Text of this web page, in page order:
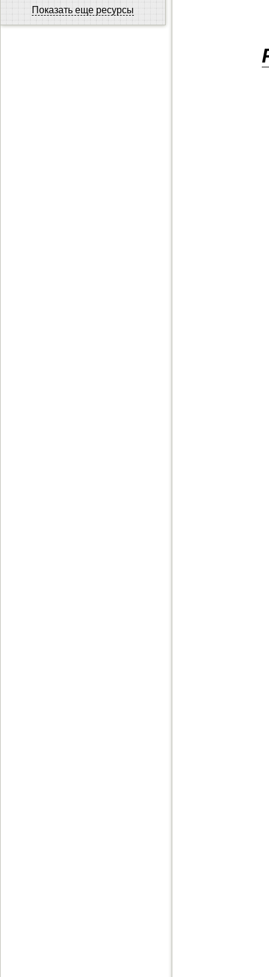
Показать еще ресурсы